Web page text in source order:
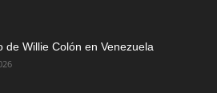
de Willie Colón en Venezuela